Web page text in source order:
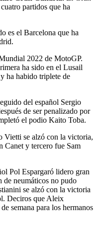
partidos que ha
es el Barcelona que ha
2022 de MotoGP.
ha sido en el Lusail
ha habido triplete de
del español Sergio
de ser penalizado por
el podio Kaito Toba.
Vietti se alzó con la victoria,
Canet y tercero fue Sam
Pol Espargaró lidero gran
de neumáticos no pudo
se alzó con la victoria
Deciros que Aleix
semana para los hermanos